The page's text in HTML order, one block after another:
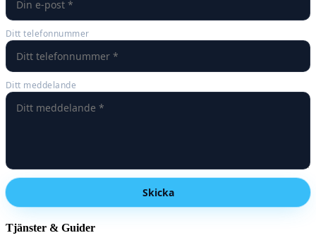
Ditt telefonnummer
Ditt meddelande
Skicka
Tjänster & Guider